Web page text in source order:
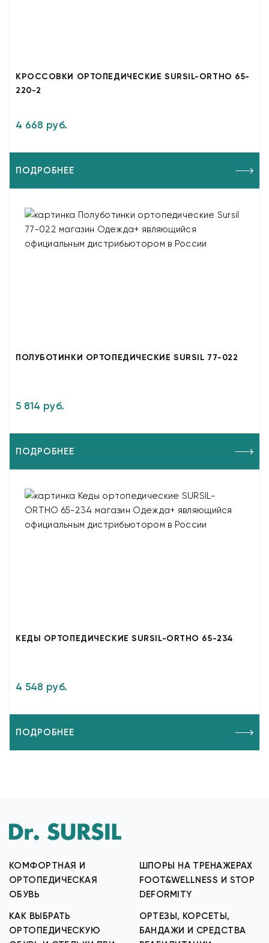
КРОССОВКИ ОРТОПЕДИЧЕСКИЕ SURSIL-ORTHO 65-
220-2
4 668 руб.
ПОДРОБНЕЕ
ПОЛУБОТИНКИ ОРТОПЕДИЧЕСКИЕ SURSIL 77-022
5 814 руб.
ПОДРОБНЕЕ
КЕДЫ ОРТОПЕДИЧЕСКИЕ SURSIL-ORTHO 65-234
4 548 руб.
ПОДРОБНЕЕ
КОМФОРТНАЯ И
ОРТОПЕДИЧЕСКАЯ
ОБУВЬ
КАК ВЫБРАТЬ
ОРТОПЕДИЧЕСКУЮ
ШПОРЫ НА ТРЕНАЖЕРАХ
FOOT&WELLNESS И STOP
DEFORMITY
ОРТЕЗЫ, КОРСЕТЫ,
БАНДАЖИ И СРЕДСТВА